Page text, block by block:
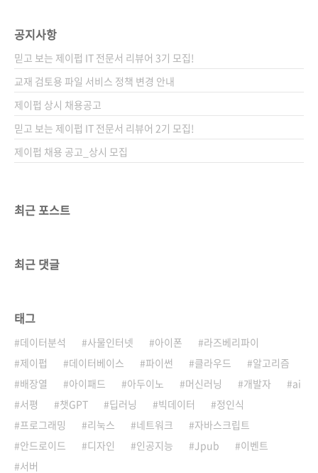
클 세일러(Michael Saylor) 역자명 이준걸 출판
판 변형(152*215), 반양장(Soft Cover) 정 가
16,000원 ISBN 978-89-94506-59-3 부가기
호: 03320 키워드 모바일 / 비즈니스 / 스마트폰
/ 정보혁명 / 마케팅 / 트렌..
공지사항
믿고 보는 제이펍 IT 전문서 리뷰어 3기 모집!
교재 검토용 파일 서비스 정책 변경 안내
제이펍 상시 채용공고
믿고 보는 제이펍 IT 전문서 리뷰어 2기 모집!
제이펍 채용 공고_상시 모집
최근 포스트
최근 댓글
태그
데이터분석 사물인터넷 아이폰
라즈베리파이
제이펍
데이터베이스 파이썬 클라우드
알고리즘
배장열
아이패드 아두이노 머신러닝 개발자
ai
서평
챗GPT 딥러닝 빅데이터
정인식
프로그래밍
리눅스 네트워크
자바스크립트
안드로이드
디자인 인공지능 Jpub
이벤트
서버